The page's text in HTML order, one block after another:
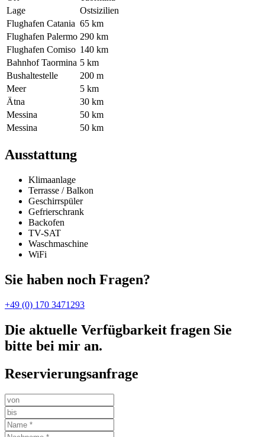
Lage
Ostsizilien
Flughafen Catania 65 km
Flughafen Palermo 290 km
Flughafen Comiso 140 km
Bahnhof Taormina 5 km
Bushaltestelle
200 m
Meer
5 km
Ätna
30 km
Messina
50 km
Messina
50 km
Ausstattung
Klimaanlage
Terrasse / Balkon
Geschirrspüler
Gefrierschrank
Backofen
TV-SAT
Waschmaschine
WiFi
Sie haben noch Fragen?
+49 (0) 170 3471293
Die aktuelle Verfügbarkeit fragen Sie
bitte bei mir an.
Reservierungsanfrage